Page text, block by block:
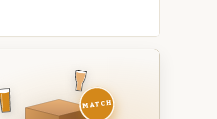
MATCH